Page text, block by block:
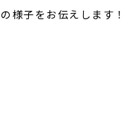
の様子をお伝えします